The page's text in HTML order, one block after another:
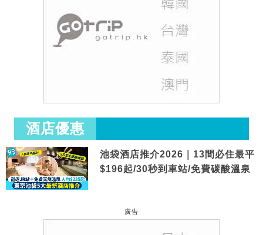
酒店優惠
池袋酒店推介2026｜13間必住最平
$196起/30秒到車站/免費碳酸溫泉
廣告